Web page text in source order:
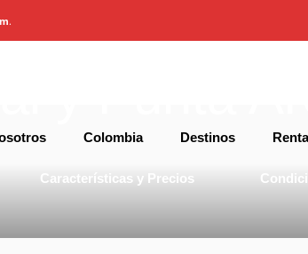
.
Colombia Destinos
Características y Precios